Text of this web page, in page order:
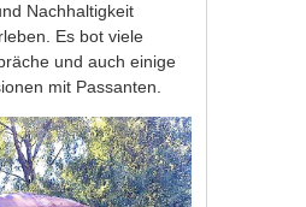
Nachhaltigkeit
Es bot viele
und auch einige
mit Passanten.